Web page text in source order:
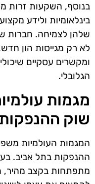
בנוסף, השקעות זרות
בינלאומיות ולידע
שלהן לצמיחה. חברות
לא רק מגייסות הון
ומקשרים עסקיים
הגלובלי.
מגמות
שוק
המגמות העולמיות
ההנפקות בתל אביב.
מתפתחות בקצב מהיר,